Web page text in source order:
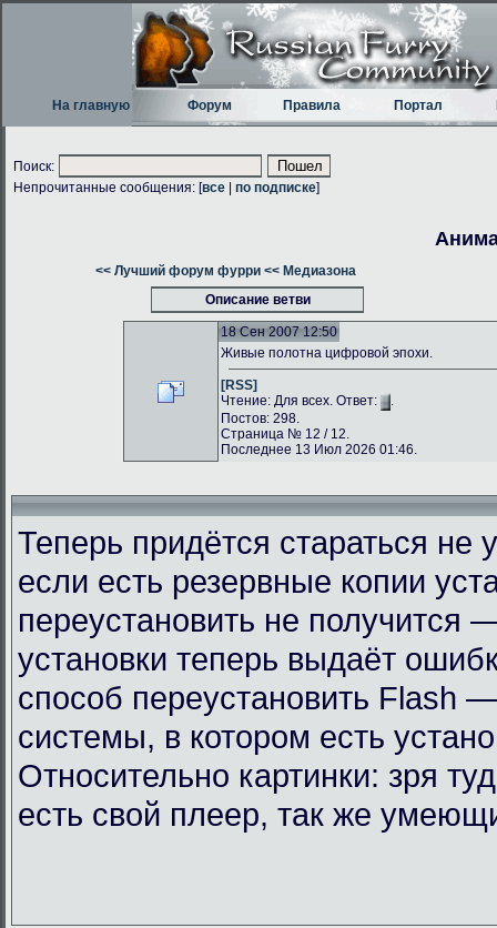
На главную Форум Правила Портал
Поиск:
Непрочитанные сообщения: [все по подписке]
<< Лучший форум фурри << Медиазона
Описание ветви
18 Сен 2007 12:50
Живые полотна цифровой эпохи.
[RSS]
Чтение: Для всех. Ответ:
.
Постов: 298.
Страница № 12 / 12.
Последнее 13 Июл 2026 01:46.
Теперь придётся стараться
если есть резервные копии
переустановить не получится
установки теперь выдаёт
способ переустановить Flash
системы, в котором есть
Относительно картинки: зря
есть свой плеер, так же